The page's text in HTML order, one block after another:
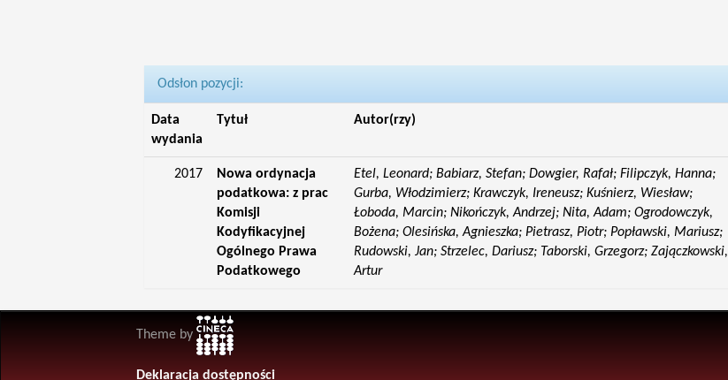
Odsłon pozycji:
Data
wydania
Tytuł Autor(rzy)
2017
Nowa ordynacja
podatkowa: z prac
Komisji
Kodyfikacyjnej
Ogólnego Prawa
Podatkowego
Etel, Leonard; Babiarz, Stefan; Dowgier, Rafał; Filipczyk, Hanna;
Gurba, Włodzimierz; Krawczyk, Ireneusz; Kuśnierz, Wiesław;
Łoboda, Marcin; Nikończyk, Andrzej; Nita, Adam; Ogrodowczyk,
Bożena; Olesińska, Agnieszka; Pietrasz, Piotr; Popławski, Mariusz;
Rudowski, Jan; Strzelec, Dariusz; Taborski, Grzegorz; Zajączkowski,
Artur
Theme by
Deklaracja dostępności